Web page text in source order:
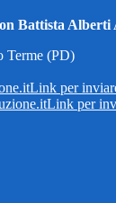
Battista Alberti
Terme (PD)
Link per
Link per